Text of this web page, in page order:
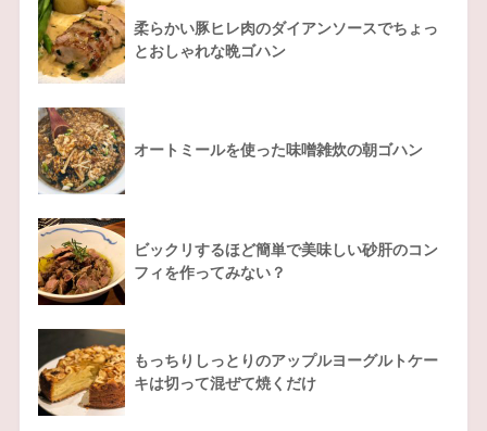
柔らかい豚ヒレ肉のダイアンソースでちょっ
とおしゃれな晩ゴハン
オートミールを使った味噌雑炊の朝ゴハン
ビックリするほど簡単で美味しい砂肝のコン
フィを作ってみない？
もっちりしっとりのアップルヨーグルトケー
キは切って混ぜて焼くだけ